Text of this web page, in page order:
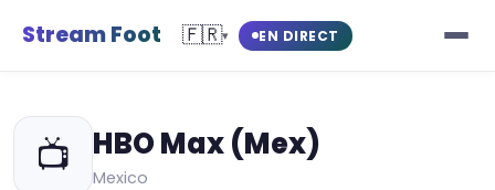
Stream Foot 🇫🇷▾ EN DIRECT
📺 HBO Max (Mex)
Mexico